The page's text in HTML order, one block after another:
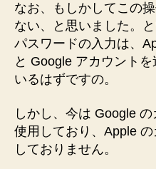
なお、もしかしてこの
ない、と思いました。
パスワードの入力は、
と Google アカウント
いるはずですの。
しかし、今は Google
使用しており、Apple
しておりません。